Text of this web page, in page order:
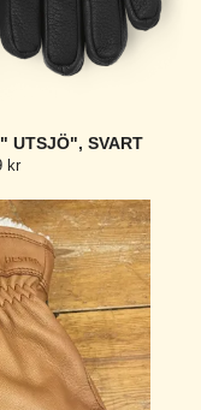
UTSJÖ", SVART
kr